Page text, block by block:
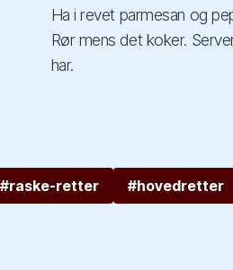
Ha i revet parmesan og
Rør mens det koker.
har.
#raske-retter #hovedretter